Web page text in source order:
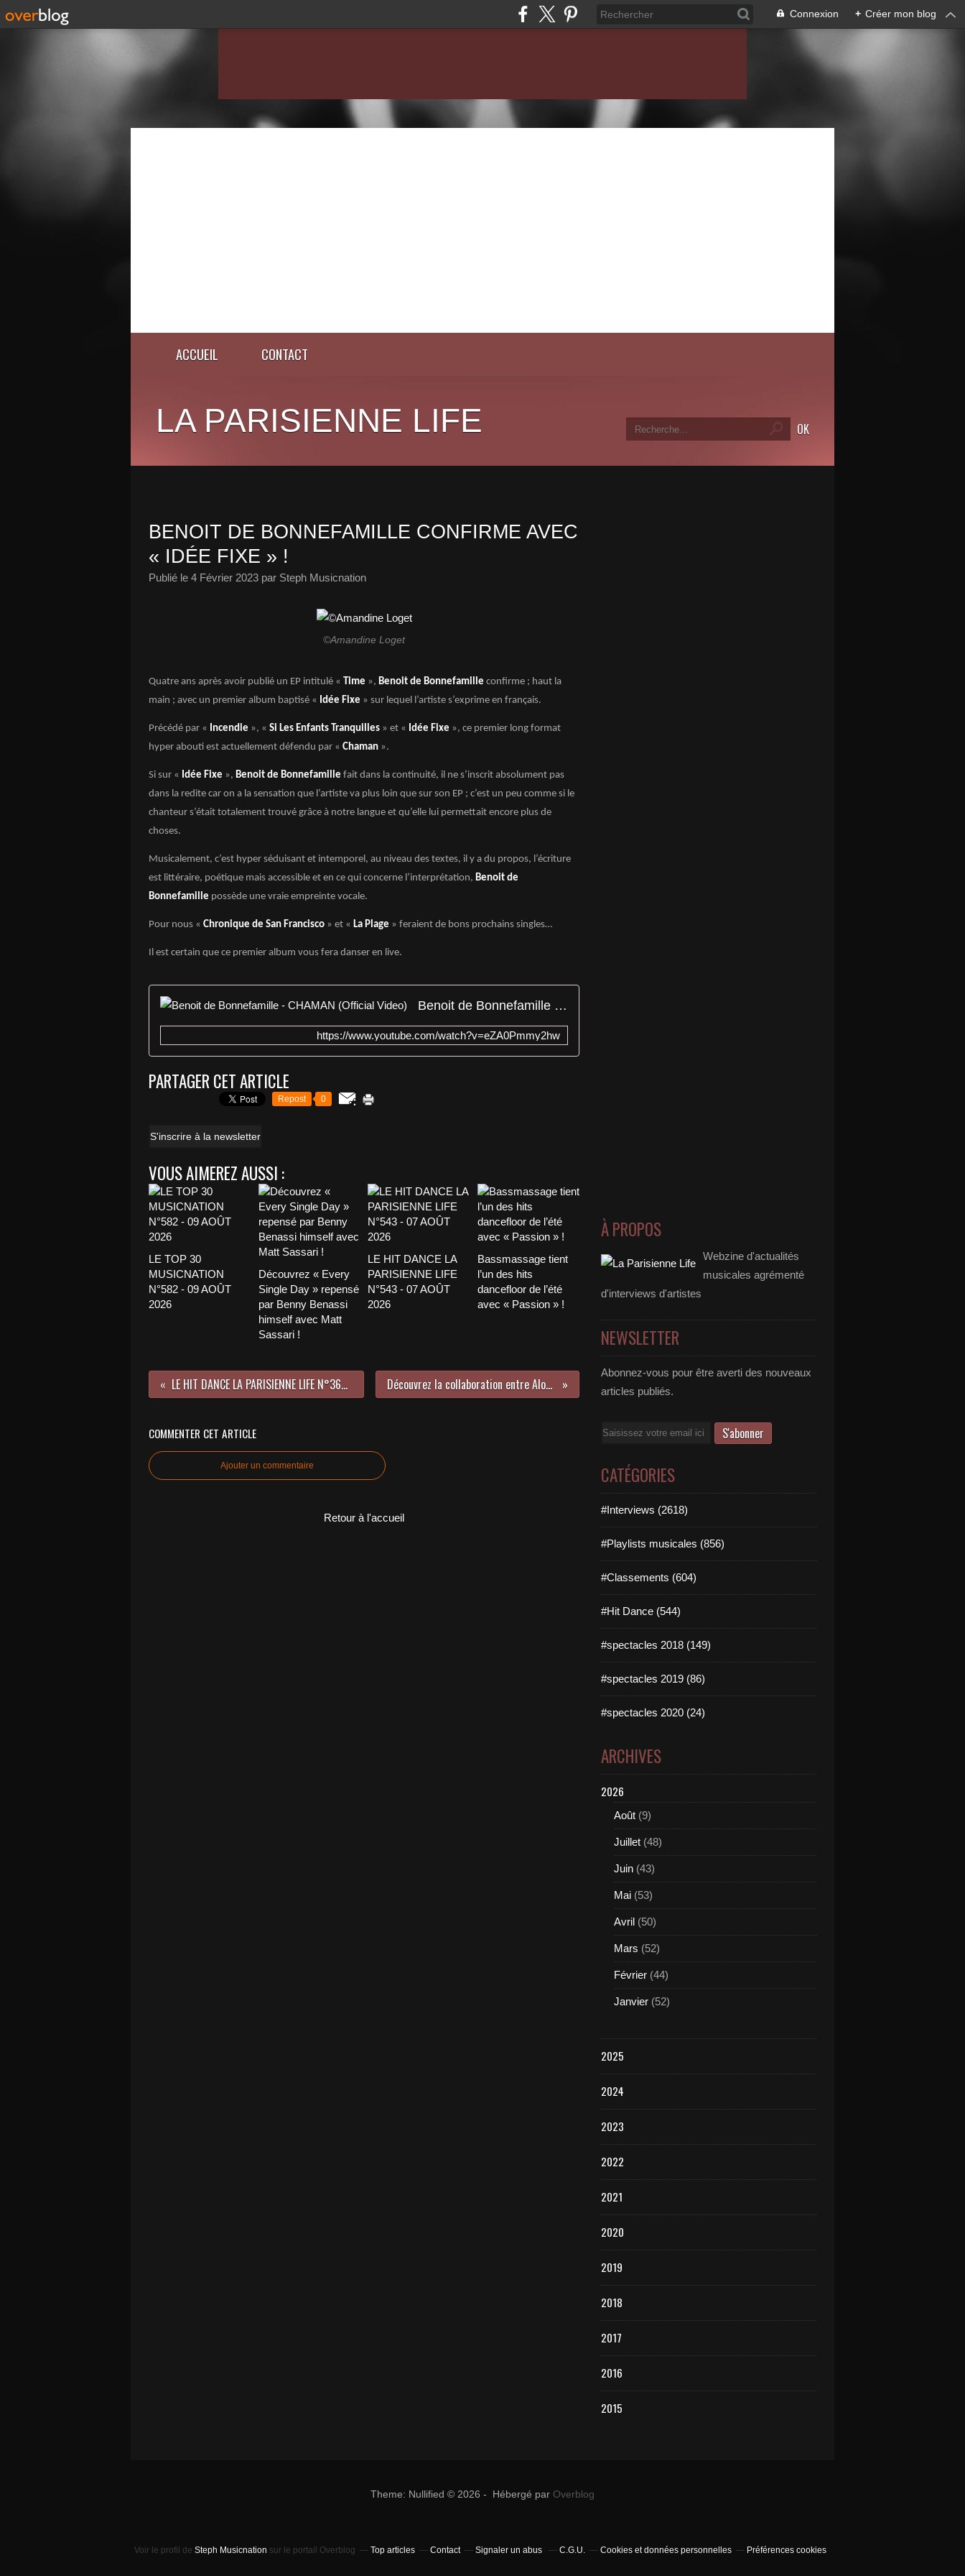
Connexion + Créer mon blog
ACCUEIL CONTACT
LA PARISIENNE LIFE
BENOIT DE BONNEFAMILLE CONFIRME AVEC
« IDÉE FIXE » !
Publié le 4 Février 2023 par Steph Musicnation
©Amandine Loget
Quatre ans après avoir publié un EP intitulé « Time », Benoit de Bonnefamille confirme ; haut la
main ; avec un premier album baptisé « Idée Fixe » sur lequel l’artiste s’exprime en français.
Précédé par « Incendie », « Si Les Enfants Tranquilles » et « Idée Fixe », ce premier long format
hyper abouti est actuellement défendu par « Chaman ».
Si sur « Idée Fixe », Benoit de Bonnefamille fait dans la continuité, il ne s’inscrit absolument pas
dans la redite car on a la sensation que l’artiste va plus loin que sur son EP ; c’est un peu comme si le
chanteur s’était totalement trouvé grâce à notre langue et qu’elle lui permettait encore plus de
choses.
Musicalement, c’est hyper séduisant et intemporel, au niveau des textes, il y a du propos, l’écriture
est littéraire, poétique mais accessible et en ce qui concerne l’interprétation, Benoit de
Bonnefamille possède une vraie empreinte vocale.
Pour nous « Chronique de San Francisco » et « La Plage » feraient de bons prochains singles…
Il est certain que ce premier album vous fera danser en live.
Benoit de Bonnefamille - CHAMAN (Official Video)
https://www.youtube.com/watch?v=eZA0Pmmy2hw
PARTAGER CET ARTICLE
Repost 0
S'inscrire à la newsletter
VOUS AIMEREZ AUSSI :
LE TOP 30
MUSICNATION
N°582 - 09 AOÛT
2026
Découvrez « Every
Single Day » repensé
par Benny Benassi
himself avec Matt
Sassari !
LE HIT DANCE LA
PARISIENNE LIFE
N°543 - 07 AOÛT
2026
Bassmassage tient
l’un des hits
dancefloor de l’été
avec « Passion » !
LE HIT DANCE LA PARISIENNE LIFE N°360 - 03 FÉVRIER 2023 Découvrez la collaboration entre Alok et James Arthur !
COMMENTER CET ARTICLE
Ajouter un commentaire
Retour à l'accueil
À PROPOS
Webzine d'actualités
musicales agrémenté
d'interviews d'artistes
NEWSLETTER
Abonnez-vous pour être averti des nouveaux
articles publiés.
Email
CATÉGORIES
#Interviews (2618)
#Playlists musicales (856)
#Classements (604)
#Hit Dance (544)
#spectacles 2018 (149)
#spectacles 2019 (86)
#spectacles 2020 (24)
ARCHIVES
2026
Août (9)
Juillet (48)
Juin (43)
Mai (53)
Avril (50)
Mars (52)
Février (44)
Janvier (52)
2025
2024
2023
2022
2021
2020
2019
2018
2017
2016
2015
Theme: Nullified © 2026 - Hébergé par Overblog
Voir le profil de Steph Musicnation sur le portail Overblog Top articles Contact Signaler un abus C.G.U. Cookies et données personnelles Préférences cookies